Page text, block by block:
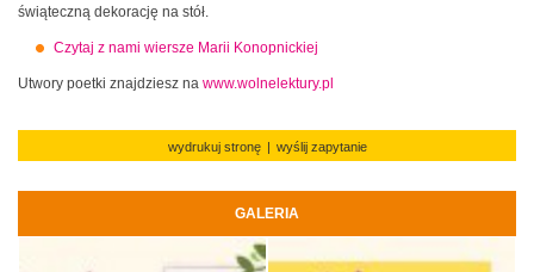
świąteczną dekorację na stół.
Czytaj z nami wiersze Marii Konopnickiej
Utwory poetki znajdziesz na www.wolnelektury.pl
wydrukuj stronę | wyślij zapytanie
GALERIA